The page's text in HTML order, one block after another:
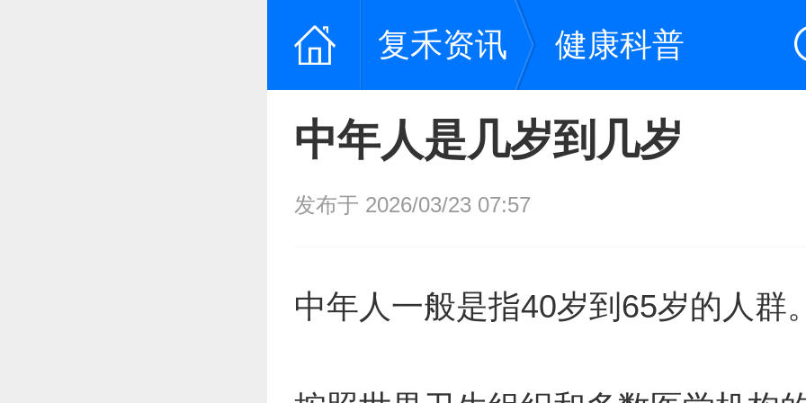
复禾资讯 健康科普
中年人是几岁到几岁
发布于 2026/03/23 07:57
中年人一般是指40岁到65岁的人群